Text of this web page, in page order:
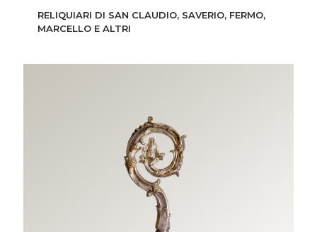
RELIQUIARI DI SAN CLAUDIO, SAVERIO, FERMO,
MARCELLO E ALTRI